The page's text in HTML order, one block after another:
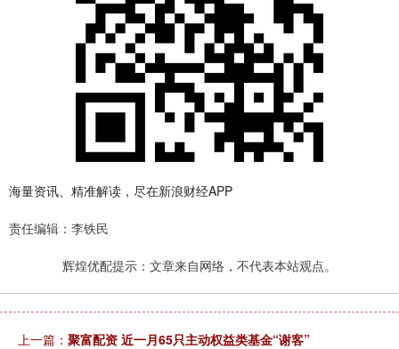
海量资讯、精准解读，尽在新浪财经APP
责任编辑：李铁民
辉煌优配提示：文章来自网络，不代表本站观点。
上一篇： 聚富配资 近一月65只主动权益类基金“谢客”